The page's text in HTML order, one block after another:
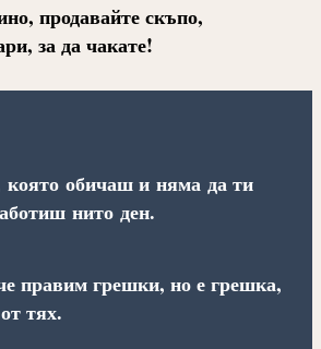
продавайте скъпо,
за да чакате!
която обичаш и няма да ти
нито ден.
правим грешки, но е грешка,
тях.